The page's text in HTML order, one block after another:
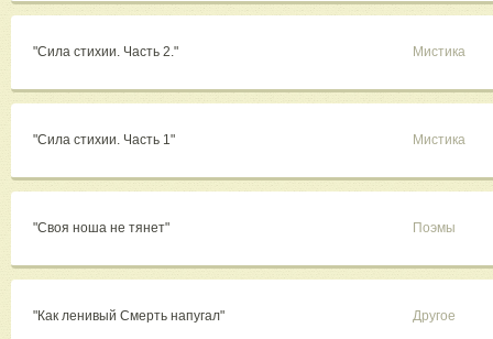
"Сила стихии. Часть 2." Мистика
"Сила стихии. Часть 1" Мистика
"Своя ноша не тянет" Поэмы
"Как ленивый Смерть напугал" Другое